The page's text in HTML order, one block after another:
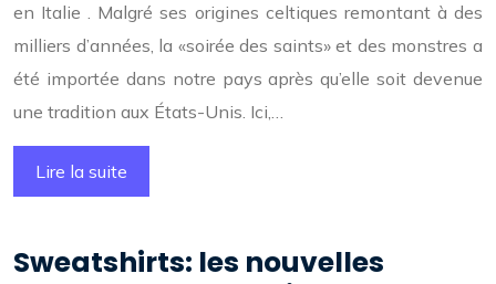
en Italie . Malgré ses origines celtiques remontant à des
milliers d’années, la «soirée des saints» et des monstres a
été importée dans notre pays après qu’elle soit devenue
une tradition aux États-Unis. Ici,…
Lire la suite
Sweatshirts: les nouvelles